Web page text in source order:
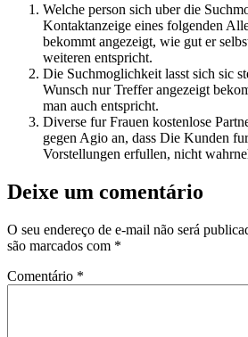
Welche person sich uber die
Kontaktanzeige eines folgenden
bekommt angezeigt, wie gut er
weiteren entspricht.
Die Suchmoglichkeit lasst sich sic
Wunsch nur Treffer angezeigt
man auch entspricht.
Diverse fur Frauen kostenlose
gegen Agio an, dass Die Kunden
Vorstellungen erfullen, nicht
Deixe um comentário
O seu endereço de e-mail não será
são marcados com *
Comentário *